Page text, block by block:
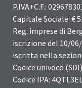
P.IVA+C.F.:
Capitale Sociale: €
Reg. imprese di
iscrizione del 10/
iscritta nella
Codice univoco
Codice IPA: